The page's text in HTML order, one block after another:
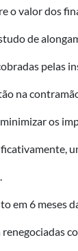
o valor dos
de
pelas
na
os
em 6 meses